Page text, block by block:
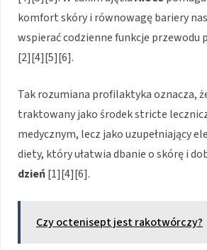
komfort skóry i równowagę bariery
wspierać codzienne funkcje przewodu
[2][4][5][6].
Tak rozumiana profilaktyka oznacza,
traktowany jako środek stricte
medycznym, lecz jako uzupełniający
diety, który ułatwia dbanie o skórę i
dzień[1][4][6].
Czy octenisept jest rakotwórczy?